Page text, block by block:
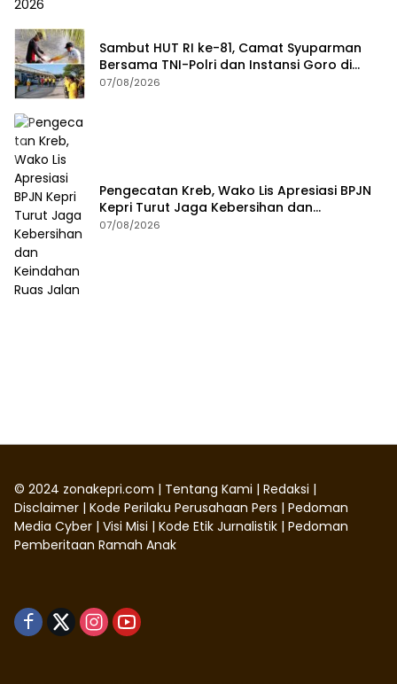
Sambut HUT RI ke-81, Camat Syuparman
Bersama TNI-Polri dan Instansi Goro di
Pantai Piwang
07/08/2026
Pengecatan Kreb, Wako Lis Apresiasi BPJN
Kepri Turut Jaga Kebersihan dan
Keindahan Ruas Jalan
07/08/2026
© 2024 zonakepri.com | Tentang Kami | Redaksi |
Disclaimer | Kode Perilaku Perusahaan Pers | Pedoman
Media Cyber | Visi Misi | Kode Etik Jurnalistik | Pedoman
Pemberitaan Ramah Anak